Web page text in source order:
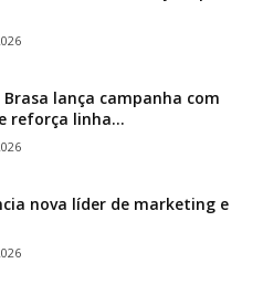
Brasa lança campanha com
reforça linha...
nova líder de marketing e